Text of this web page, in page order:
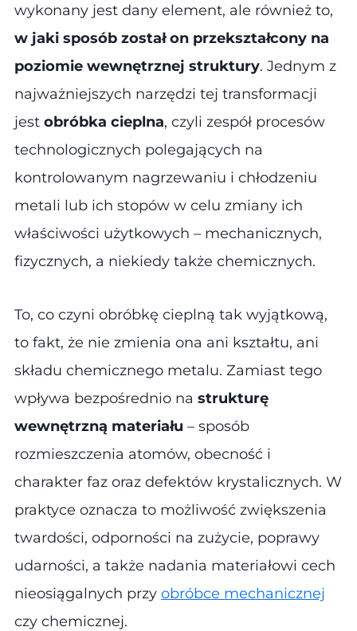
wykonany jest dany element, ale również to,
w jaki sposób został on przekształcony na
poziomie wewnętrznej struktury. Jednym z
najważniejszych narzędzi tej transformacji
jest obróbka cieplna, czyli zespół procesów
technologicznych polegających na
kontrolowanym nagrzewaniu i chłodzeniu
metali lub ich stopów w celu zmiany ich
właściwości użytkowych – mechanicznych,
fizycznych, a niekiedy także chemicznych.
To, co czyni obróbkę cieplną tak wyjątkową,
to fakt, że nie zmienia ona ani kształtu, ani
składu chemicznego metalu. Zamiast tego
wpływa bezpośrednio na strukturę
wewnętrzną materiału – sposób
rozmieszczenia atomów, obecność i
charakter faz oraz defektów krystalicznych. W
praktyce oznacza to możliwość zwiększenia
twardości, odporności na zużycie, poprawy
udarności, a także nadania materiałowi cech
nieosiągalnych przy obróbce mechanicznej
czy chemicznej.